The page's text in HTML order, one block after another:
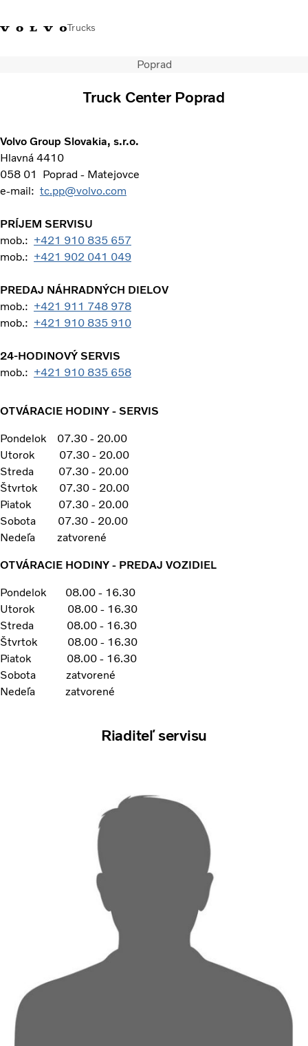
Trucks
Prihlásiť sa
Nákladné vozidlá
Služby
Predajná a servisná sieť
Novinky
Kontaktujte nás
Kariéra
Poprad
Truck Center Poprad
Volvo Group Slovakia, s.r.o.
Hlavná 4410
058 01 Poprad - Matejovce
e-mail: tc.pp@volvo.com
PRÍJEM SERVISU
mob.: +421 910 835 657
mob.: +421 902 041 049
PREDAJ NÁHRADNÝCH DIELOV
mob.: +421 911 748 978
mob.: +421 910 835 910
24-HODINOVÝ SERVIS
mob.: +421 910 835 658
OTVÁRACIE HODINY - SERVIS
Pondelok 07.30 - 20.00
Utorok 07.30 - 20.00
Streda 07.30 - 20.00
Štvrtok 07.30 - 20.00
Piatok 07.30 - 20.00
Sobota 07.30 - 20.00
Nedeľa zatvorené
OTVÁRACIE HODINY - PREDAJ VOZIDIEL
Pondelok 08.00 - 16.30
Utorok 08.00 - 16.30
Streda 08.00 - 16.30
Štvrtok 08.00 - 16.30
Piatok 08.00 - 16.30
Sobota zatvorené
Nedeľa zatvorené
Riaditeľ servisu